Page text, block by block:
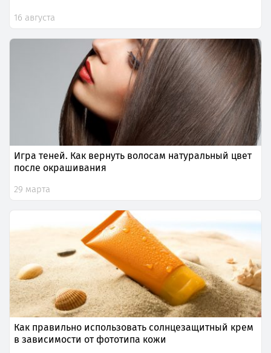
16 августа
Игра теней. Как вернуть волосам натуральный цвет
после окрашивания
29 марта
Как правильно использовать солнцезащитный крем
в зависимости от фототипа кожи